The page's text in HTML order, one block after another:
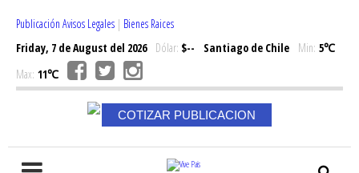
Publicación Avisos Legales | Bienes Raices
Friday, 7 de August del 2026Dólar: $-- Santiago de Chile Min: 5℃
Max: 11℃
COTIZAR PUBLICACION